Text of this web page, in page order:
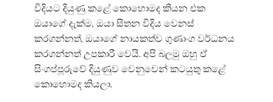
විදියට දියුණු කළේ කොහොමද කියන එක
ඔයාගේ දැක්ම, ඔයා සිතන විදිය වෙනස්
කරගන්නත්, ඔයාගේ නායකත්ව ගුණාංග වර්ධනය
කරගන්නත් උපකාරී වෙයි. අපි බලමු ඔහු ඒ
සිංගප්පූරුවේ දියුණුව වෙනුවෙන් කටයුතු කළේ
කොහොමද කියලා.